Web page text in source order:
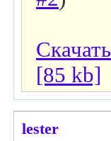
[85 kb]
lester